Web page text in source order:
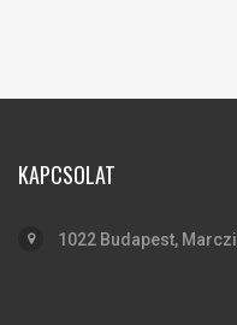
KAPCSOLAT
1022 Budapest,